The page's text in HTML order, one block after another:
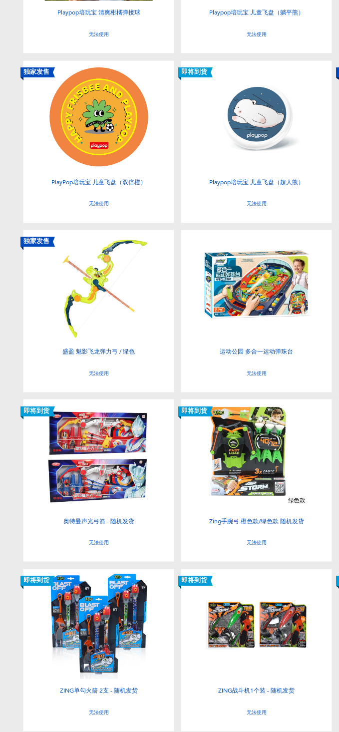
Playpop培玩宝 清爽柑橘弹接球
无法使用
Playpop培玩宝 儿童飞盘（躺平熊）
无法使用
独家发售
PlayPop培玩宝 儿童飞盘（双倍橙）
无法使用
即将到货
Playpop培玩宝 儿童飞盘（超人熊）
无法使用
独家发售
盛盈 魅影飞龙弹力弓 / 绿色
无法使用
运动公园 多合一运动弹珠台
无法使用
即将到货
奥特曼声光弓箭 - 随机发货
无法使用
即将到货
Zing手腕弓 橙色款/绿色款 随机发货
无法使用
即将到货
ZING单勾火箭 2支 - 随机发货
无法使用
即将到货
ZING战斗机1个装 - 随机发货
无法使用